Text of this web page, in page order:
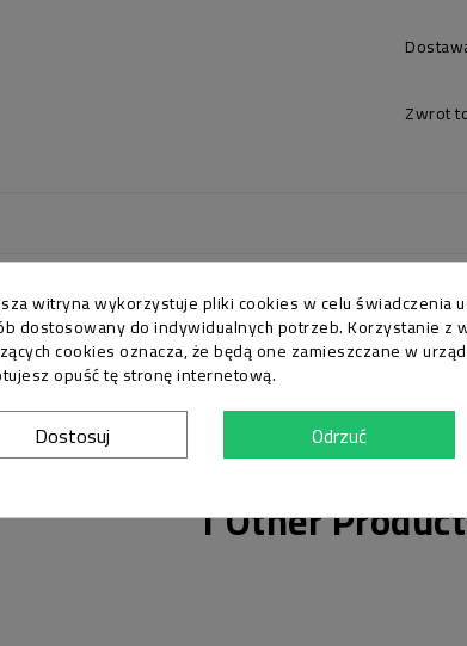
Zwrot
Your Own".
1 Other
witryna wykorzystuje pliki cookies w celu świadczenia
dostosowany do indywidualnych potrzeb. Korzystanie z
cookies oznacza, że będą one zamieszczane w
opuść tę stronę internetową.
Dostosuj Odrzuć